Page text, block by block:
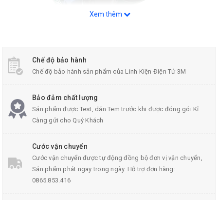
Module Khuếch Đại Chỉnh Lưu AC-DC
Thông Số Kĩ Thuật:
Màu sắc module khuếch đại chỉnh lưu AC-DC: Đỏ
Điện áp/dòng điện đầu ra DC có liên quan đến đầu ra
của máy biến áp,Điện áp đầu ra DC DC (không tải) =
Điện áp đầu vào AC x 1.42
Xem thêm
Chế độ bảo hành
Chế độ bảo hành sản phẩm của Linh Kiện Điện Tử 3M
Bảo đảm chất lượng
Sản phẩm được Test, dán Tem trước khi được đóng gói Kĩ
Càng gửi cho Quý Khách
Cước vận chuyển
Cước vận chuyển được tự động đồng bộ đơn vị vận chuyển,
Sản phẩm phát ngay trong ngày. Hỗ trợ đơn hàng:
0865.853.416